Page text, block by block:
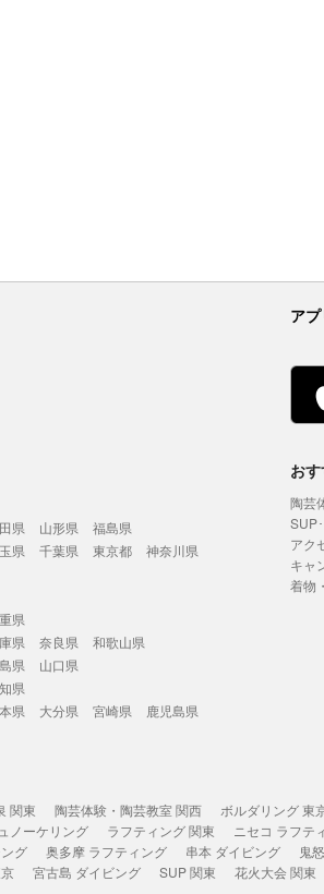
ア
県 山形県
福島県
県 千葉県 東京都
神奈川県
県
県 奈良県
和歌山県
県
山口県
県
県 大分県 宮崎県
鹿児島県
お
陶芸
SUP
アク
キャ
着物
関東 陶芸体験・陶芸教室 関西 ボルダリング 東
ノーケリング ラフティング 関東 ニセコ ラフテ
グ 奥多摩 ラフティング 串本 ダイビング 鬼
宮古島 ダイビング SUP 関東 花火大会 関東